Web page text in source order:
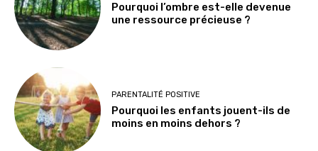
Pourquoi l’ombre est-elle devenue
une ressource précieuse ?
PARENTALITÉ POSITIVE
Pourquoi les enfants jouent-ils de
moins en moins dehors ?